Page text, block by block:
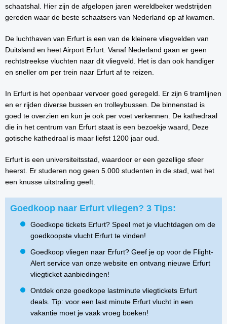
schaatshal. Hier zijn de afgelopen jaren wereldbeker wedstrijden
gereden waar de beste schaatsers van Nederland op af kwamen.
De luchthaven van Erfurt is een van de kleinere vliegvelden van
Duitsland en heet Airport Erfurt. Vanaf Nederland gaan er geen
rechtstreekse vluchten naar dit vliegveld. Het is dan ook handiger
en sneller om per trein naar Erfurt af te reizen.
In Erfurt is het openbaar vervoer goed geregeld. Er zijn 6 tramlijnen
en er rijden diverse bussen en trolleybussen. De binnenstad is
goed te overzien en kun je ook per voet verkennen. De kathedraal
die in het centrum van Erfurt staat is een bezoekje waard, Deze
gotische kathedraal is maar liefst 1200 jaar oud.
Erfurt is een universiteitsstad, waardoor er een gezellige sfeer
heerst. Er studeren nog geen 5.000 studenten in de stad, wat het
een knusse uitstraling geeft.
Goedkoop naar Erfurt vliegen? 3 Tips:
Goedkope tickets Erfurt? Speel met je vluchtdagen om de
goedkoopste vlucht Erfurt te vinden!
Goedkoop vliegen naar Erfurt? Geef je op voor de Flight-
Alert service van onze website en ontvang nieuwe Erfurt
vliegticket aanbiedingen!
Ontdek onze goedkope lastminute vliegtickets Erfurt
deals. Tip: voor een last minute Erfurt vlucht in een
vakantie moet je vaak vroeg boeken!